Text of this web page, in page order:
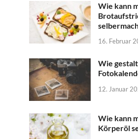
Wie kann
16. Februar
Wie
12. Januar
Wie kann
Körperöl